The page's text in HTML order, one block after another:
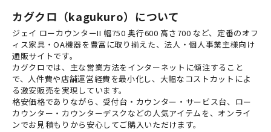
カグクロ（kagukuro）について
ジェイ ローカウンターII 幅750 奥行600 高さ700 など、定番のオフ
ィス家具・OA機器を豊富に取り揃えた、法人・個人事業主様向け
通販サイトです。
カグクロでは、主な営業方法をインターネットに傾注すること
で、人件費や店舗運営経費を最小化し、大幅なコストカットによ
る激安販売を実現しています。
格安価格でありながら、受付台・カウンター・サービス台、ロー
カウンター・カウンターデスクなどの人気アイテムを、オンライ
ンでお見積もりから安心してご購入いただけます。